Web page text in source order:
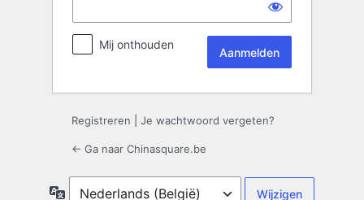
Mij onthouden
Registreren Je wachtwoord vergeten?
← Ga naar Chinasquare.be
Taal